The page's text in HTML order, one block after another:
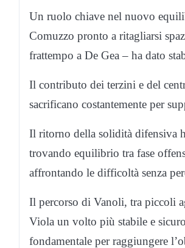
Un ruolo chiave nel nuovo
Comuzzo pronto a ritagliarsi
frattempo a De Gea – ha dato
Il contributo dei terzini e del
sacrificano costantemente per
Il ritorno della solidità difensiva
trovando equilibrio tra fase
affrontando le difficoltà senza
Il percorso di Vanoli, tra piccoli
Viola un volto più stabile e
fondamentale per raggiungere